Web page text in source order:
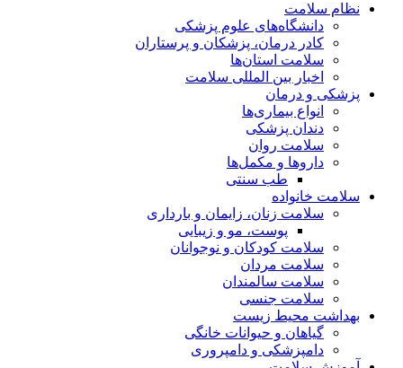
نظام سلامت
دانشگاه‌های علوم پزشکی
کادر درمان، پزشکان و پرستاران
سلامت استان‌ها
اخبار بین المللی سلامت
پزشکی و درمان
انواع بیماری‌ها
دندان پزشکی
سلامت روان
داروها و مکمل‌ها
طب سنتی
سلامت خانواده
سلامت زنان، زایمان و بارداری
پوست، مو و زیبایی
سلامت کودکان و نوجوانان
سلامت مردان
سلامت سالمندان
سلامت جنسی
بهداشت محیط زیست
گیاهان و حیوانات خانگی
دامپزشکی و دامپروری